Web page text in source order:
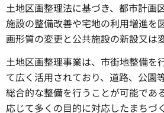
土地区画整理法に基づき、都市計画
施設の整備改善や宅地の利用増進を
画形質の変更と公共施設の新設又は
土地区画整理事業は、市街地整備を
て広く活用されており、道路、公園
総合的な整備を行うことが可能であ
応じて多くの目的に対応したまちづ